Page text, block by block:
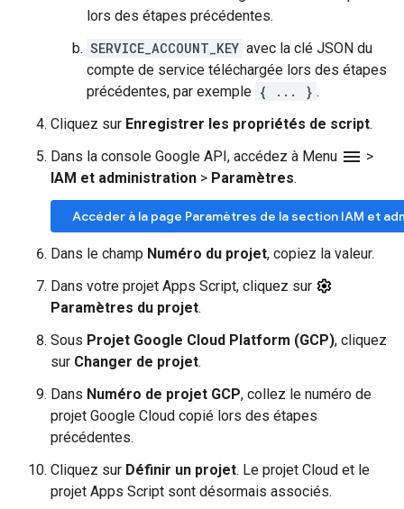
lors des étapes précédentes.
SERVICE_ACCOUNT_KEY avec la clé JSON du
compte de service téléchargée lors des étapes
précédentes, par exemple { ... } .
Cliquez sur Enregistrer les propriétés de script.
Dans la console Google API, accédez à Menu menu >
IAM et administration > Paramètres.
Accéder à la page Paramètres de la section IAM et
Dans le champ Numéro du projet, copiez la valeur.
Dans votre projet Apps Script, cliquez sur
Paramètres du projet.
Sous Projet Google Cloud Platform (GCP), cliquez
sur Changer de projet.
Dans Numéro de projet GCP, collez le numéro de
projet Google Cloud copié lors des étapes
précédentes.
Cliquez sur Définir un projet. Le projet Cloud et le
projet Apps Script sont désormais associés.